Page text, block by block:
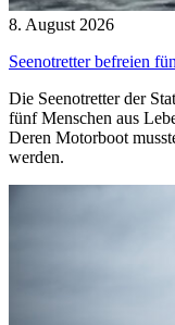
8. August 2026
Seenotretter befreien
Die Seenotretter der
fünf Menschen aus
Deren Motorboot
werden.